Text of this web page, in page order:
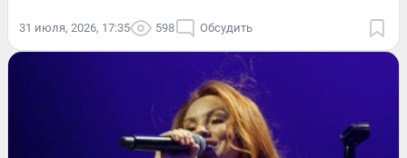
31 июля, 2026, 17:35 598 Обсудить